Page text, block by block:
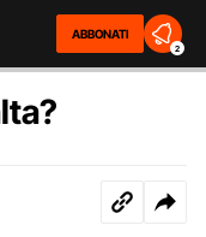
ABBONATI
2